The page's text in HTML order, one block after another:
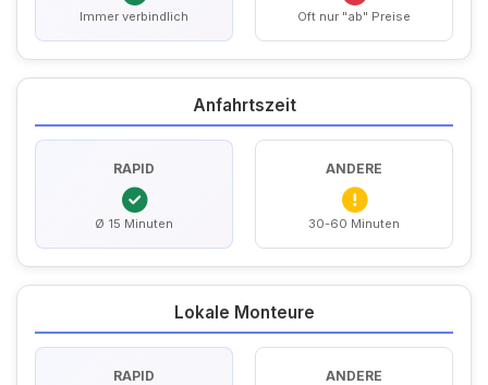
Immer verbindlich Oft nur "ab" Preise
Anfahrtszeit
RAPID
Ø 15 Minuten
ANDERE
30-60 Minuten
Lokale Monteure
RAPID ANDERE